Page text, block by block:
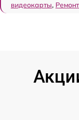
видеокарты,